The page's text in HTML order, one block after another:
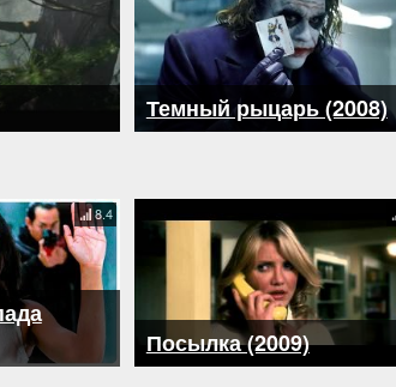
Темный рыцарь (2008)
8.4
Посылка (2009)